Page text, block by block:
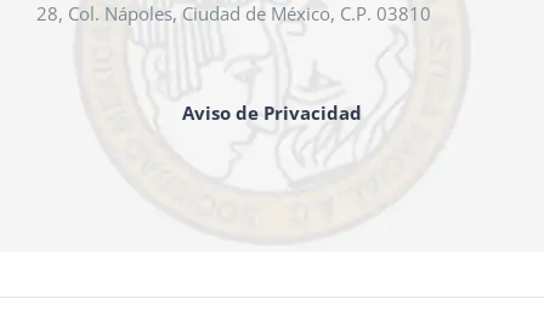
28, Col. Nápoles, Ciudad de México, C.P. 03810
Aviso de Privacidad